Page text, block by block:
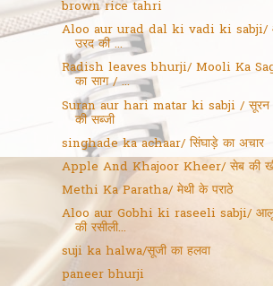
brown rice tahri
Aloo aur urad dal ki vadi ki
उरद की ...
Radish leaves bhurji/ Mooli Ka
का साग / ...
Suran aur hari matar ki sabji / सूरन
की सब्जी
singhade ka achaar/ सिंघाड़े का अचार
Apple And Khajoor Kheer/ सेब की
Methi Ka Paratha/ मेथी के पराठे
Aloo aur Gobhi ki raseeli sabji/ आलू
की रसीली...
suji ka halwa/सूजी का हलवा
paneer bhurji